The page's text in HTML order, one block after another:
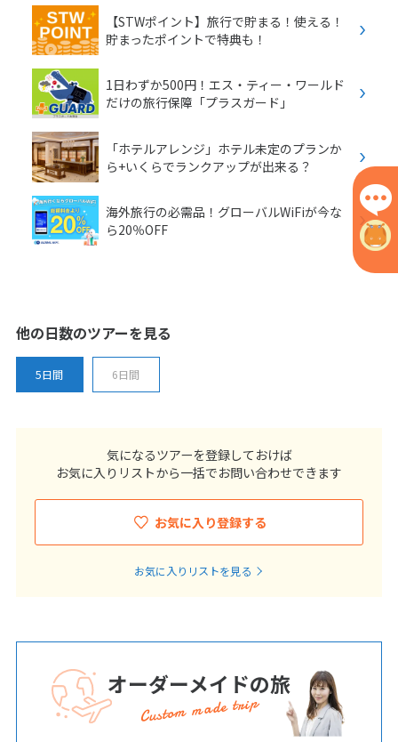
【STWポイント】旅行で貯まる！使える！
貯まったポイントで特典も！
1日わずか500円！エス・ティー・ワールド
だけの旅行保障「プラスガード」
「ホテルアレンジ」ホテル未定のプランか
ら+いくらでランクアップが出来る？
海外旅行の必需品！グローバルWiFiが今な
ら20％OFF
他の日数のツアーを見る
5日間 6日間
気になるツアーを登録しておけば
お気に入りリストから一括でお問い合わせできます
お気に入り登録する
お気に入りリストを見る
オーダーメイドの旅
Custom made trip